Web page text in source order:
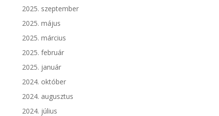
2025. szeptember
2025. május
2025. március
2025. február
2025. január
2024. október
2024. augusztus
2024. július